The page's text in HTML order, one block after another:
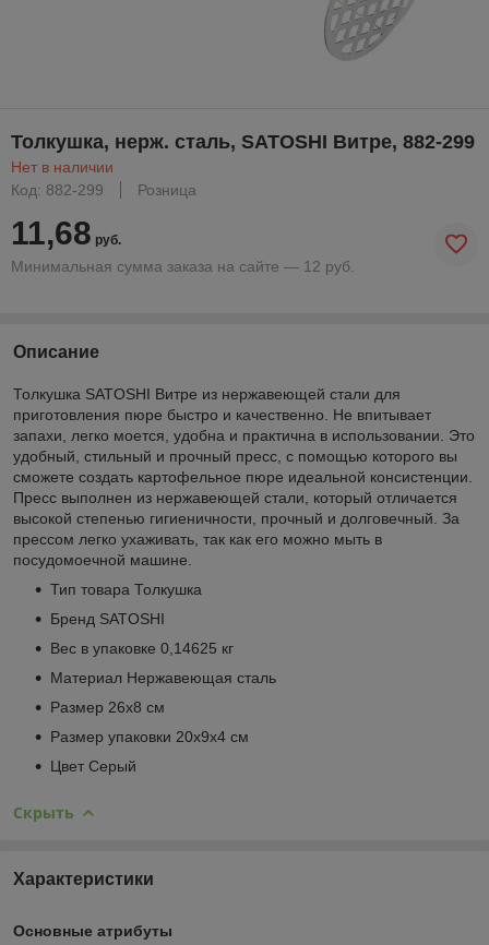
Толкушка, нерж. сталь, SATOSHI Витре, 882-299
Нет в наличии
Код: 882-299
Розница
11,68 руб.
Минимальная сумма заказа на сайте — 12 руб.
Описание
Толкушка SATOSHI Витре из нержавеющей стали для
приготовления пюре быстро и качественно. Не впитывает
запахи, легко моется, удобна и практична в использовании. Это
удобный, стильный и прочный пресс, с помощью которого вы
сможете создать картофельное пюре идеальной консистенции.
Пресс выполнен из нержавеющей стали, который отличается
высокой степенью гигиеничности, прочный и долговечный. За
прессом легко ухаживать, так как его можно мыть в
посудомоечной машине.
Тип товара Толкушка
Бренд SATOSHI
Вес в упаковке 0,14625 кг
Материал Нержавеющая сталь
Размер 26х8 см
Размер упаковки 20х9х4 см
Цвет Серый
Скрыть
Характеристики
Основные атрибуты